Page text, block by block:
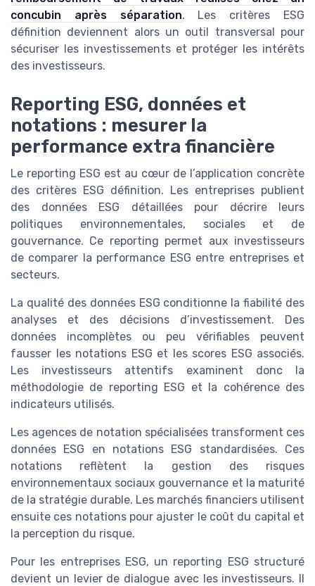
concubin après séparation. Les critères ESG
définition deviennent alors un outil transversal pour
sécuriser les investissements et protéger les intérêts
des investisseurs.
Reporting ESG, données et
notations : mesurer la
performance extra financière
Le reporting ESG est au cœur de l’application concrète
des critères ESG définition. Les entreprises publient
des données ESG détaillées pour décrire leurs
politiques environnementales, sociales et de
gouvernance. Ce reporting permet aux investisseurs
de comparer la performance ESG entre entreprises et
secteurs.
La qualité des données ESG conditionne la fiabilité des
analyses et des décisions d’investissement. Des
données incomplètes ou peu vérifiables peuvent
fausser les notations ESG et les scores ESG associés.
Les investisseurs attentifs examinent donc la
méthodologie de reporting ESG et la cohérence des
indicateurs utilisés.
Les agences de notation spécialisées transforment ces
données ESG en notations ESG standardisées. Ces
notations reflètent la gestion des risques
environnementaux sociaux gouvernance et la maturité
de la stratégie durable. Les marchés financiers utilisent
ensuite ces notations pour ajuster le coût du capital et
la perception du risque.
Pour les entreprises ESG, un reporting ESG structuré
devient un levier de dialogue avec les investisseurs. Il